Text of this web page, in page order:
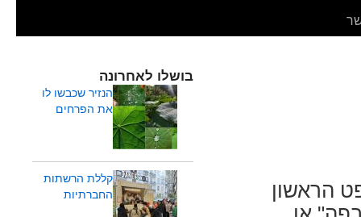
הראשון
בושלו לאחרונה
הנזיר שכבשו לו
את הפרחים
קללת הרשתות
החברתיות